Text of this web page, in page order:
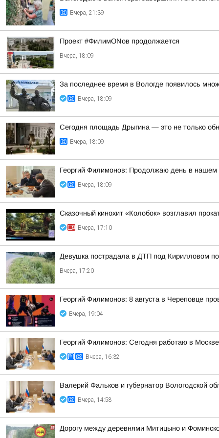
Вчера, 21:39
Проект #ФилимONов продолжается
Вчера, 18:09
За последнее время в Вологде появилось
Вчера, 18:09
Сегодня площадь Дрыгина — это не только
Вчера, 18:09
Георгий Филимонов: Продолжаю день в нашем
Вчера, 18:09
Сказочный кинохит «Колобок» возглавил
Вчера, 17:10
Девушка пострадала в ДТП под Кирилловом по
Вчера, 17:20
Георгий Филимонов: 8 августа в Череповце
Вчера, 19:04
Георгий Филимонов: Сегодня работаю в
Вчера, 16:32
Валерий Фальков и губернатор Вологодской
Вчера, 14:58
Дорогу между деревнями Митицыно и